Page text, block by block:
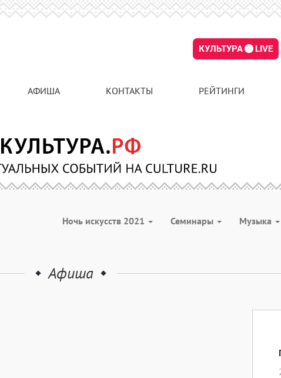
КУЛЬТУРА LIVE
АФИША КОНТАКТЫ РЕЙТИНГИ
Ночь искусств 2021 Семинары Музыка
Афиша